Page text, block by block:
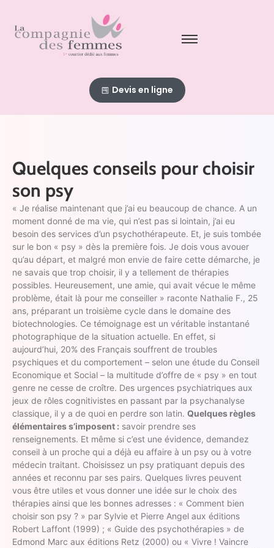
Devis en ligne
Quelques conseils pour choisir
son psy
« Je réalise maintenant que j’ai eu beaucoup de chance. A un
moment donné de ma vie, qui n’est pas si lointain, j’ai eu
besoin des services d’un psychothérapeute. Et, je suis tombée
sur le bon « psy » dès la première fois. Je dois vous avouer
qu’au départ, et malgré mon envie de faire cette démarche, je
ne savais que trop choisir, il y a tellement de thérapies
possibles. Heureusement, une amie, qui avait vécue le même
problème, était là pour me conseiller » raconte Nathalie F., 25
ans, préparant un troisième cycle dans le domaine des
biotechnologies. Ce témoignage est un véritable instantané
photographique de la situation actuelle. En effet, si
aujourd’hui, 20% des Français souffrent de troubles
psychiques et du comportement – selon une étude du Conseil
Economique et Social – la multitude d’offre de « psy » en tout
genre ne cesse de croître. Des urgences psychiatriques aux
jeux de rôles cognitivistes en passant par la psychanalyse
classique, il y a de quoi en perdre son latin. Quelques règles
élémentaires s’imposent : savoir prendre ses
renseignements. Et même si c’est une évidence, demandez
conseil à un proche qui a déjà eu affaire à un psy ou à votre
médecin traitant. Choisissez un psy pratiquant depuis des
années et reconnu par ses pairs. Quelques livres peuvent
vous être utiles et vous donner une idée sur le choix des
thérapies ainsi que les bonnes adresses : « Comment bien
choisir son psy ? » par Sylvie et Pierre Angel aux éditions
Robert Laffont (1999) ; « Guide des psychothérapies » de
Edmond Marc aux éditions Retz (2000) ou « Vivre ! Vaincre